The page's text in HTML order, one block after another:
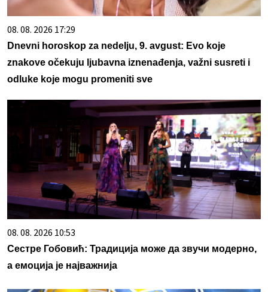
08. 08. 2026 17:29
Dnevni horoskop za nedelju, 9. avgust: Evo koje
znakove očekuju ljubavna iznenađenja, važni susreti i
odluke koje mogu promeniti sve
08. 08. 2026 10:53
Сестре Гобовић: Традиција може да звучи модерно,
а емоција је најважнија